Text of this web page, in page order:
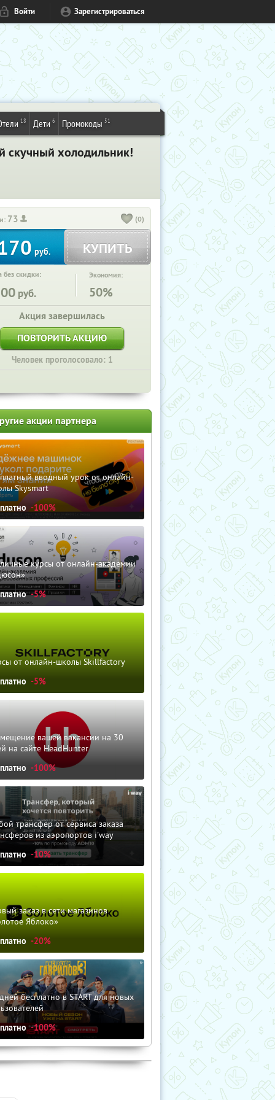
Войти Зарегистрироваться
18 Дети 6 Промокоды 51
скучный холодильник!
73 (0)
руб. КУПИТЬ
без скидки:
руб.
Экономия:
50%
Акция завершилась
ПОВТОРИТЬ АКЦИЮ
Человек проголосовало: 1
акции партнера
вводный урок от онлайн-
Skysmart
-100%
курсы от онлайн-академии
-5%
от онлайн-школы Skillfactory
-5%
вашей вакансии на 30
на сайте HeadHunter
-100%
трансфер от сервиса заказа
из аэропортов i'way
-10%
заказ в сети магазинов
Яблоко»
-20%
бесплатно в START для новых
-100%